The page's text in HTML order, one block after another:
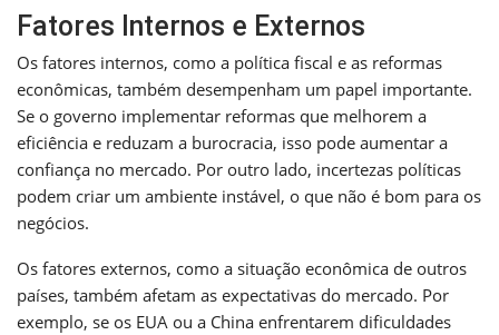
Fatores Internos e Externos
Os fatores internos, como a política fiscal e as reformas
econômicas, também desempenham um papel importante.
Se o governo implementar reformas que melhorem a
eficiência e reduzam a burocracia, isso pode aumentar a
confiança no mercado. Por outro lado, incertezas políticas
podem criar um ambiente instável, o que não é bom para os
negócios.
Os fatores externos, como a situação econômica de outros
países, também afetam as expectativas do mercado. Por
exemplo, se os EUA ou a China enfrentarem dificuldades